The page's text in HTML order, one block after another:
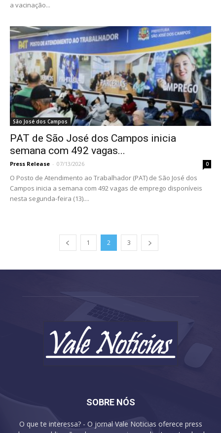
a vacinação...
São José dos Campos
PAT de São José dos Campos inicia
semana com 492 vagas...
Press Release - 07/13/2026 0
O Posto de Atendimento ao Trabalhador (PAT) de São José dos
Campos inicia a semana com 492 vagas de emprego disponíveis
nesta segunda-feira (13)....
1 2 3
SOBRE NÓS
O que te interessa? - O jornal Vale Noticias oferece press